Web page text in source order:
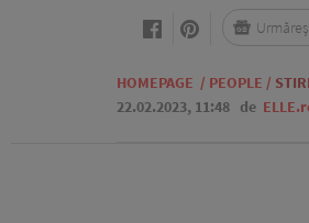
HOMEPAGE / PEOPLE /
22.02.2023, 11:48 de